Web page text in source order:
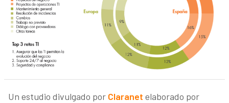
Un estudio divulgado por Claranet elaborado por